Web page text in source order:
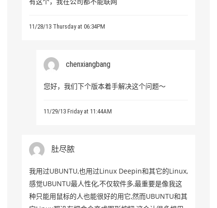
11/28/13 Thursday at 06:34PM
chenxiangbang
您好，我们下个版本着手解决这个问题～
11/29/13 Friday at 11:44AM
肚尽脓
我用过UBUNTU,也用过Linux Deepin和其它的Linux,
感觉UBUNTU最人性化,不仅软件多,最重要是像我这
种只能用鼠标的人也能很好的用它,然而UBUNTU和其